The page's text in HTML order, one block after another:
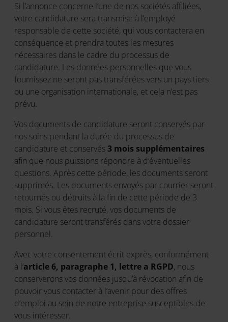
Si l’annonce concerne l’une de nos sociétés affiliées,
votre candidature sera transmise à l’employé
responsable de cette société, qui vous contactera en
conséquence et prendra toutes les mesures
nécessaires dans le cadre du processus de
candidature. Les données personnelles que vous
fournissez ne seront pas transférées vers un pays tiers
ou une organisation internationale, et cela n’est pas
prévu.
Vos documents de candidature seront conservés par
nos soins pendant la durée du processus de
candidature et conservés 3 mois supplémentaires
afin que nous puissions répondre à d’éventuelles
questions. Après cette période, les documents seront
supprimés. Les documents envoyés par courrier seront
retournés ou détruits à la fin de cette période de 3
mois. Si vous êtes recruté, vos documents de
candidature seront transférés dans votre dossier
personnel.
Avec votre consentement écrit exprès, conformément
à l’article 6, paragraphe 1, lettre a RGPD, nous
conserverons vos données jusqu’à révocation afin de
pouvoir vous contacter à l’avenir pour des offres
d’emploi au sein de notre entreprise susceptibles de
vous intéresser.